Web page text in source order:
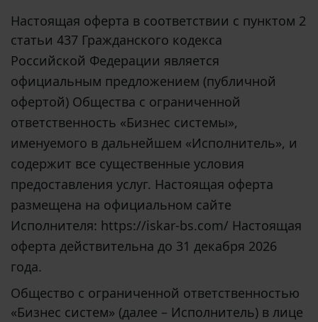
Настоящая оферта в соответствии с пунктом 2
статьи 437 Гражданского кодекса
Российской Федерации является
официальным предложением (публичной
офертой) Общества с ограниченной
ответственность «Бизнес системы»,
именуемого в дальнейшем «Исполнитель», и
содержит все существенные условия
предоставления услуг. Настоящая оферта
размещена на официальном сайте
Исполнителя: https://iskar-bs.com/ Настоящая
оферта действительна до 31 декабря 2026
года.
Общество с ограниченной ответственностью
«Бизнес систем» (далее – Исполнитель) в лице